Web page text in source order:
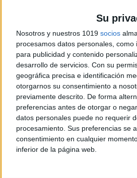
Su
Nosotros y nuestros 1019 socios
procesamos datos personales,
para publicidad y contenido
desarrollo de servicios. Con su
geográfica precisa e identificación
otorgarnos su consentimiento a
previamente descrito. De forma
preferencias antes de otorgar o
datos personales puede no requerir
procesamiento. Sus preferencias se
consentimiento en cualquier
inferior de la página web.